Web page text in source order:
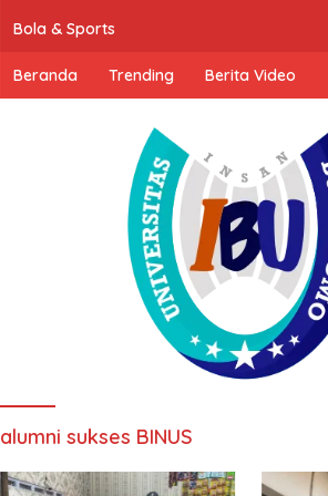
Bola & Sports
Beranda Trending Berita Video
alumni sukses BINUS